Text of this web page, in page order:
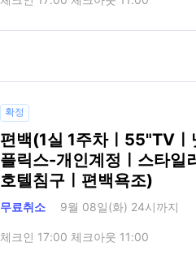
확정
편백(1실 1주차ㅣ55"TVㅣ
플릭스-개인계정ㅣ스타일
호텔침구ㅣ편백욕조)
무료취소 9월 08일(화) 24시까지
체크인 17:00 체크아웃 11:00